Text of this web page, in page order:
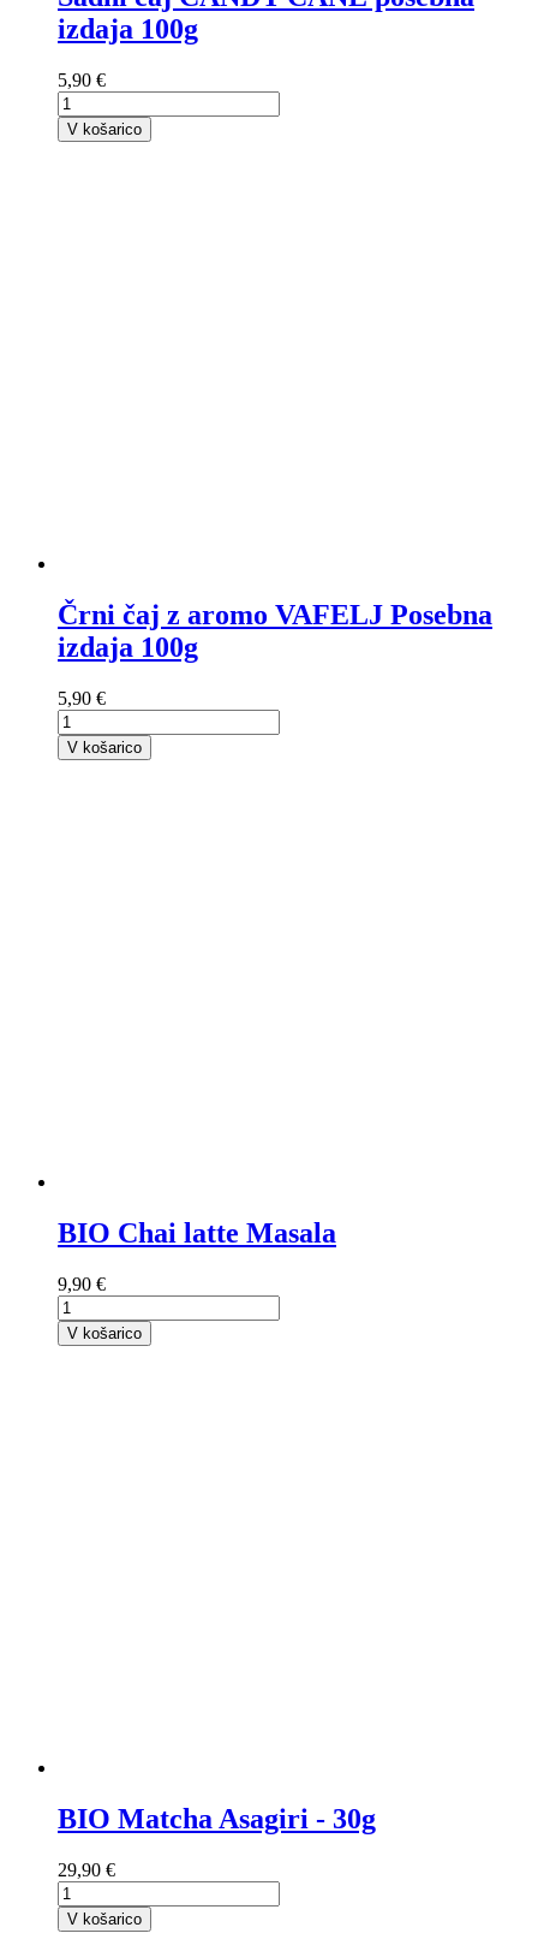
izdaja 100g
5,90 €
V košarico
Črni čaj z aromo VAFELJ Posebna
izdaja 100g
5,90 €
V košarico
BIO Chai latte Masala
9,90 €
V košarico
BIO Matcha Asagiri - 30g
29,90 €
V košarico